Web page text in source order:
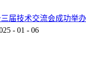
届技术交流会成功举办
- 01 - 06